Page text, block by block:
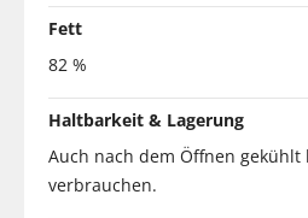
Fett
82 %
Haltbarkeit & Lagerung
Auch nach dem Öffnen
verbrauchen.